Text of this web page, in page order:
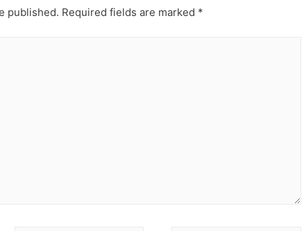
published. Required fields are marked *